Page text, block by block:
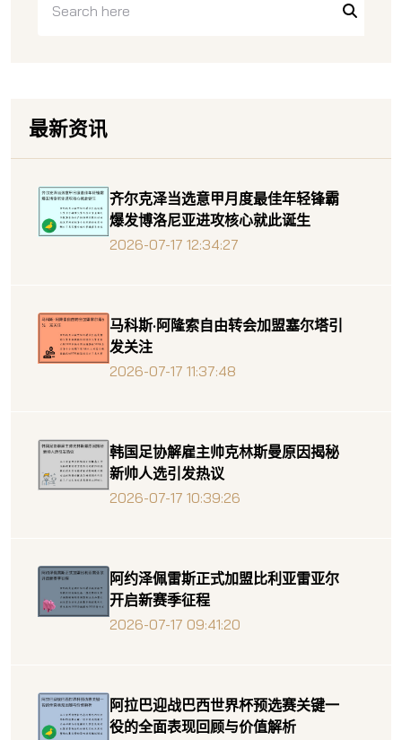
最新资讯
齐尔克泽当选意甲月度最佳年轻锋霸
爆发博洛尼亚进攻核心就此诞生
2026-07-17 12:34:27
马科斯·阿隆索自由转会加盟塞尔塔引
发关注
2026-07-17 11:37:48
韩国足协解雇主帅克林斯曼原因揭秘
新帅人选引发热议
2026-07-17 10:39:26
阿约泽佩雷斯正式加盟比利亚雷亚尔
开启新赛季征程
2026-07-17 09:41:20
阿拉巴迎战巴西世界杯预选赛关键一
役的全面表现回顾与价值解析